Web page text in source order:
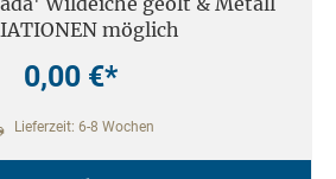
möglich
0,00 €*
Lieferzeit: 6-8 Wochen